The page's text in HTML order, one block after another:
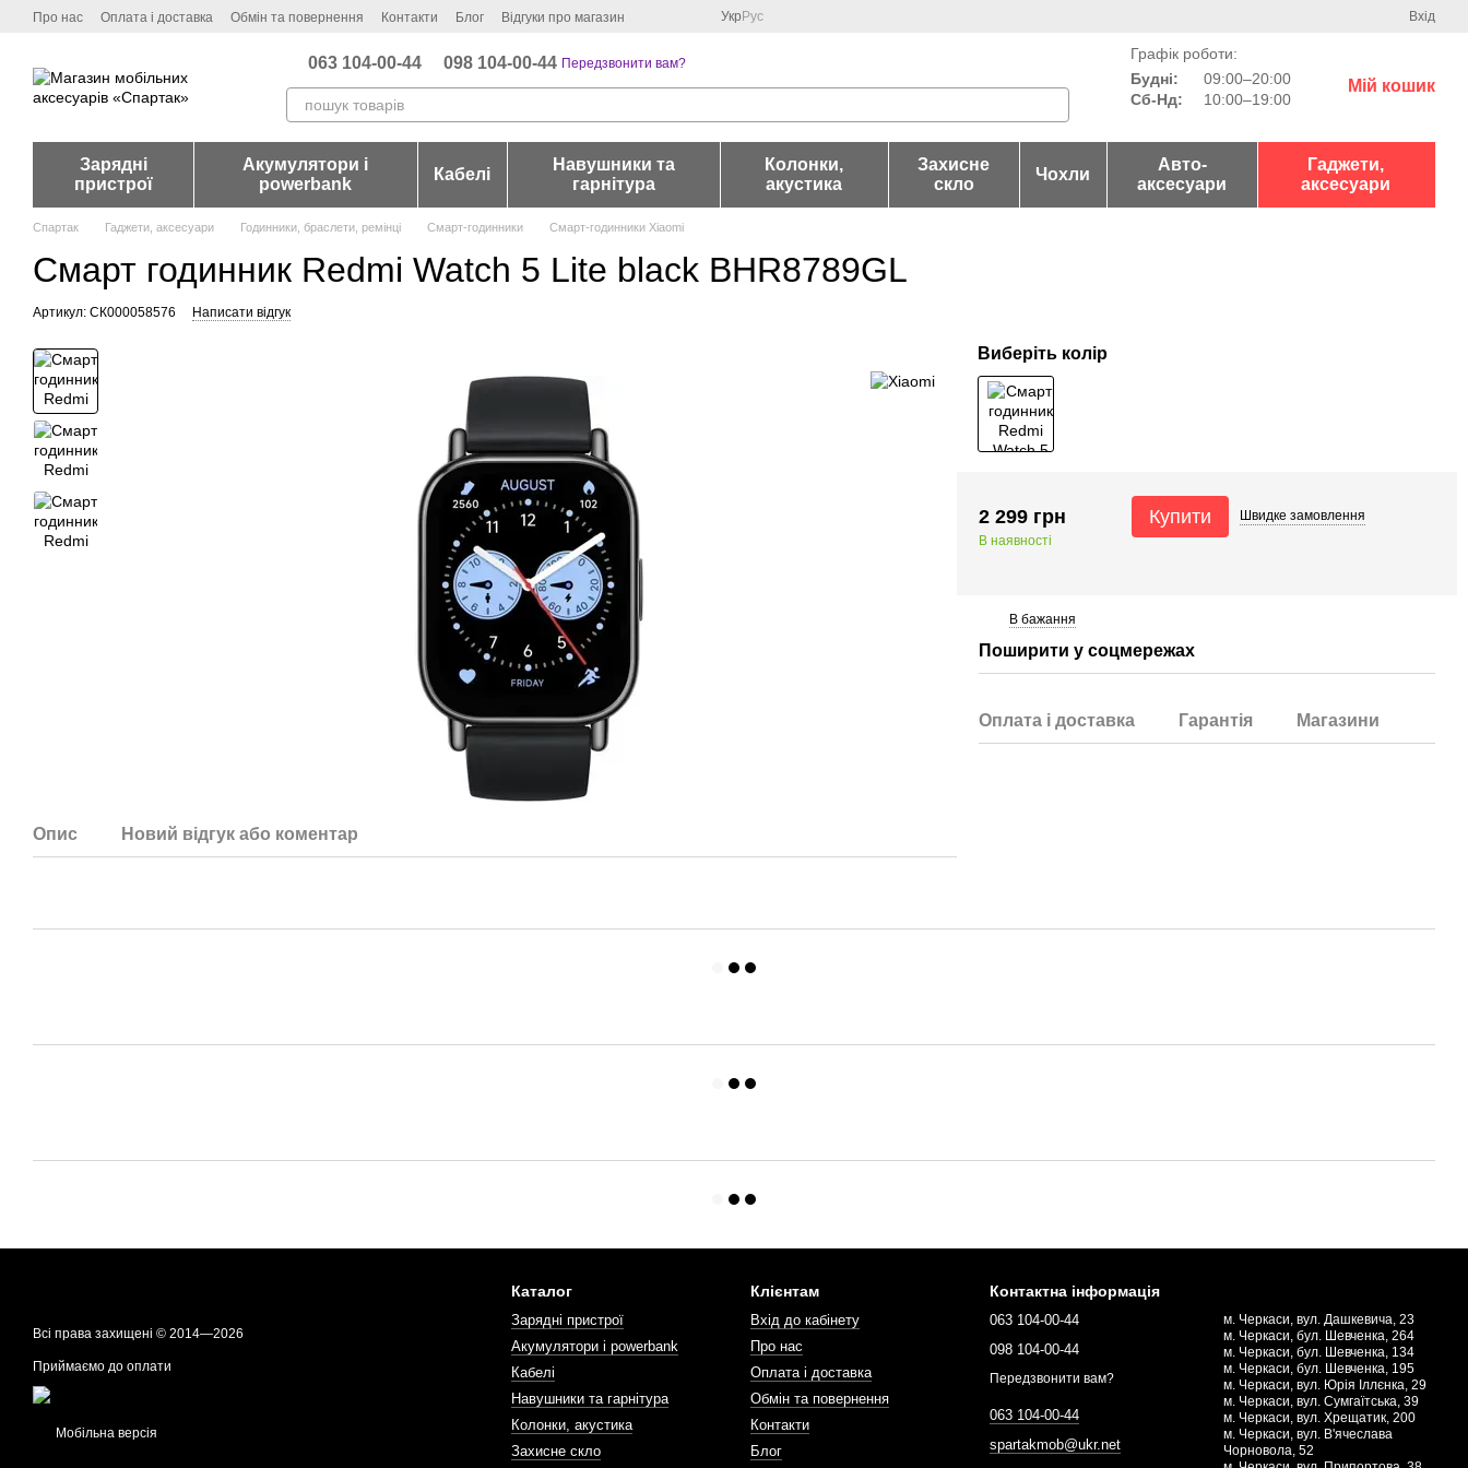
Перейти до основного контенту
Про нас Оплата і доставка Обмін та повернення Контакти Блог Відгуки про магазин Укр Рус Вхід
063 104-00-44 098 104-00-44 Передзвонити вам?
Графік роботи:
Будні:
09:00–20:00
Сб-Нд:
10:00–19:00
Мій кошик
Зарядні
пристрої
Акумулятори і
powerbank
Кабелі
Навушники та
гарнітура
Колонки,
акустика
Захисне
скло
Чохли
Авто-
аксесуари
Гаджети,
аксесуари
Спартак Гаджети, аксесуари Годинники, браслети, ремінці Смарт-годинники Смарт-годинники Xiaomi
Смарт годинник Redmi Watch 5 Lite black BHR8789GL
Артикул: СК000058576 Написати відгук
Опис Новий відгук або коментар
Виберіть колір
2 299 грн
В наявності
Купити Швидке замовлення
В бажання
Поширити у соцмережах
Оплата і доставка Гарантія Магазини
Всі права захищені © 2014—2026
Приймаємо до оплати
Мобільна версія
Каталог
Зарядні пристрої
Акумулятори і powerbank
Кабелі
Навушники та гарнітура
Колонки, акустика
Захисне скло
Клієнтам
Вхід до кабінету
Про нас
Оплата і доставка
Обмін та повернення
Контакти
Блог
Контактна інформація
063 104-00-44
098 104-00-44
Передзвонити вам?
063 104-00-44
spartakmob@ukr.net
м. Черкаси, вул. Дашкевича, 23
м. Черкаси, бул. Шевченка, 264
м. Черкаси, бул. Шевченка, 134
м. Черкаси, бул. Шевченка, 195
м. Черкаси, вул. Юрія Іллєнка, 29
м. Черкаси, вул. Сумгаїтська, 39
м. Черкаси, вул. Хрещатик, 200
м. Черкаси, вул. В'ячеслава
Чорновола, 52